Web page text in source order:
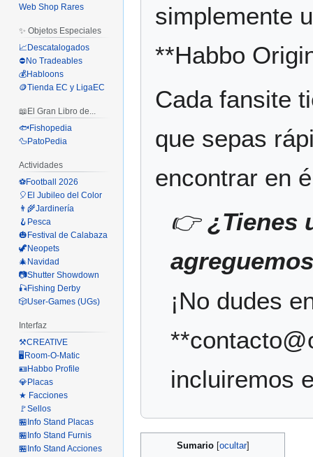
simplemente
**Habbo
Cada fansite
que sepas
encontrar en
👉 ¿Tienes
¡No dudes
incluiremos
Sumario
Web Shop Rares
✨ Objetos Especiales
📈Descatalogados
⛔No Tradeables
💰Habloons
🪙Tienda EC y LigaEC
📖El Gran Libro de...
🐟Fishopedia
🦆PatoPedia
Actividades
⚽Football 2026
🎈El Jubileo del Color
👨‍🌾Jardinería
🪝Pesca
🎃Festival de Calabaza
🦖Neopets
🎄Navidad
📷Shutter Showdown
🎣Fishing Derby
🎲User-Games (UGs)
Interfaz
⚒️CREATIVE
🖥️Room-O-Matic
🪪Habbo Profile
💎Placas
★ Facciones
🚩Sellos
🏪Info Stand Placas
🏪Info Stand Furnis
🏪Info Stand Acciones